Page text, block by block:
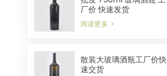
厂价 快速发货
阅读更多
散装大玻璃酒瓶工厂价快
速交货